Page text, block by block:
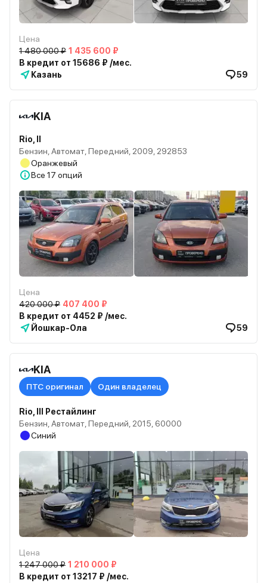
Цена
1 480 000 ₽ 1 435 600 ₽
В кредит от 15686 ₽ /мес.
Казань
59
KIA
Rio, II
Бензин, Автомат, Передний, 2009, 292853
Оранжевый
Все 17 опций
Цена
420 000 ₽ 407 400 ₽
В кредит от 4452 ₽ /мес.
Йошкар-Ола
59
KIA
ПТС оригинал Один владелец
Rio, III Рестайлинг
Бензин, Автомат, Передний, 2015, 60000
Синий
Цена
1 247 000 ₽ 1 210 000 ₽
В кредит от 13217 ₽ /мес.